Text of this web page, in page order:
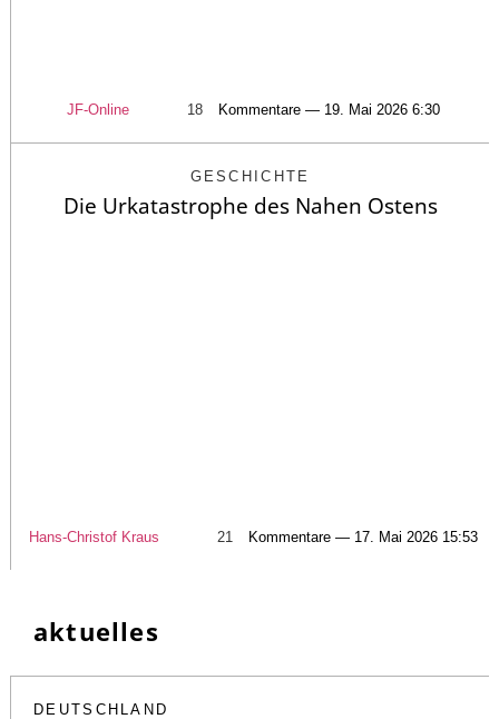
JF-Online 18 Kommentare — 19. Mai 2026 6:30
GESCHICHTE
Die Urkatastrophe des Nahen Ostens
Hans-Christof Kraus 21 Kommentare — 17. Mai 2026 15:53
aktuelles
DEUTSCHLAND